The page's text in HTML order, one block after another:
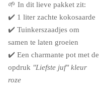
🌱 In dit lieve pakket zit:
✔️ 1 liter zachte kokosaarde
✔️ Tuinkerszaadjes om
samen te laten groeien
✔️ Een charmante pot met de
opdruk "Liefste juf" kleur
roze